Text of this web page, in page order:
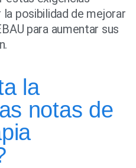
posibilidad de mejorar
para aumentar sus
la
notas de